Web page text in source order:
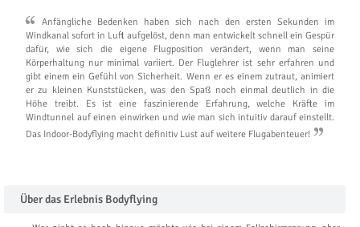
Anfängliche Bedenken haben sich nach den ersten Sekunden im
Windkanal sofort in Luft aufgelöst, denn man entwickelt schnell ein Gespür
dafür, wie sich die eigene Flugposition verändert, wenn man seine
Körperhaltung nur minimal variiert. Der Fluglehrer ist sehr erfahren und
gibt einem ein Gefühl von Sicherheit. Wenn er es einem zutraut, animiert
er zu kleinen Kunststücken, was den Spaß noch einmal deutlich in die
Höhe treibt. Es ist eine faszinierende Erfahrung, welche Kräfte im
Windtunnel auf einen einwirken und wie man sich intuitiv darauf einstellt.
Das Indoor-Bodyflying macht definitiv Lust auf weitere Flugabenteuer!
Über das Erlebnis Bodyflying